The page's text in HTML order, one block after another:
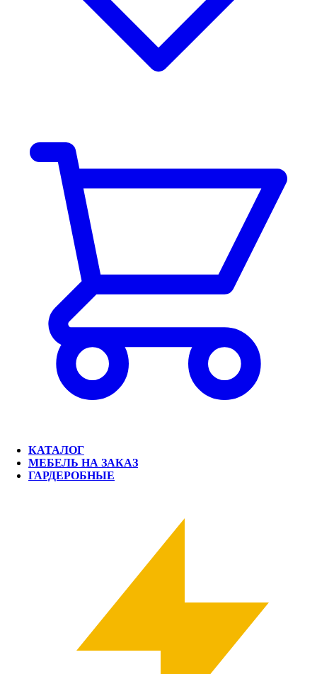
КАТАЛОГ
МЕБЕЛЬ НА ЗАКАЗ
ГАРДЕРОБНЫЕ